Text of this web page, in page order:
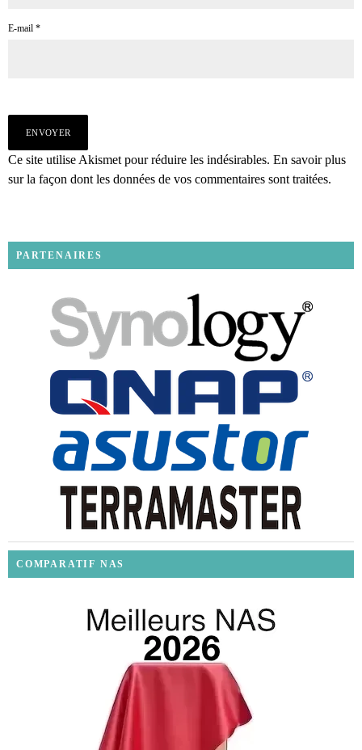
E-mail *
Ce site utilise Akismet pour réduire les indésirables. En savoir plus
sur la façon dont les données de vos commentaires sont traitées.
PARTENAIRES
COMPARATIF NAS